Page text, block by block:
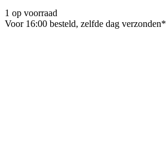
1 op voorraad
Voor 16:00 besteld, zelfde dag verzonden*